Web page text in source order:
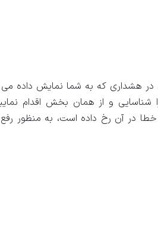
هشداری که به شما نمایش داده